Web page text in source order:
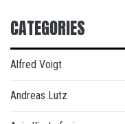
CATEGORIES
Alfred Voigt
Andreas Lutz